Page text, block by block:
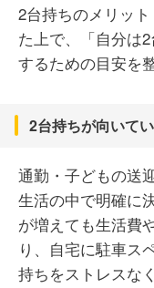
2台持ちのメリッ
た上で、「自分は
するための目安を
2台持ちが向いて
通勤・子どもの送
生活の中で明確に
が増えても生活費
り、自宅に駐車ス
持ちをストレスな